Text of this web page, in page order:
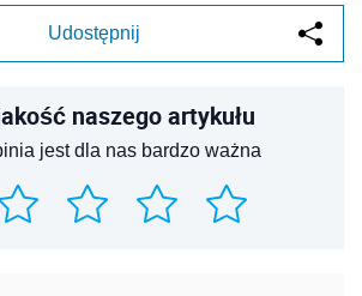
Udostępnij
naszego artykułu
jest dla nas bardzo ważna